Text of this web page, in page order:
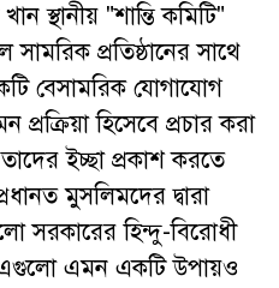
স্থানীয় "শান্তি কমিটি"
প্রতিষ্ঠানের সাথে
বেসামরিক যোগাযোগ
হিসেবে প্রচার করা
ইচ্ছা প্রকাশ করতে
মুসলিমদের দ্বারা
সরকারের হিন্দু-বিরোধী
এগুলো এমন একটি উপায়ও